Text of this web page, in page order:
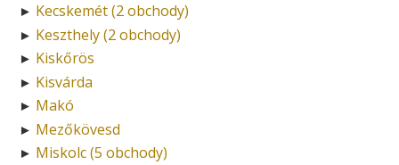
► Kecskemét (2 obchody)
► Keszthely (2 obchody)
► Kiskőrös
► Kisvárda
► Makó
► Mezőkövesd
► Miskolc (5 obchody)